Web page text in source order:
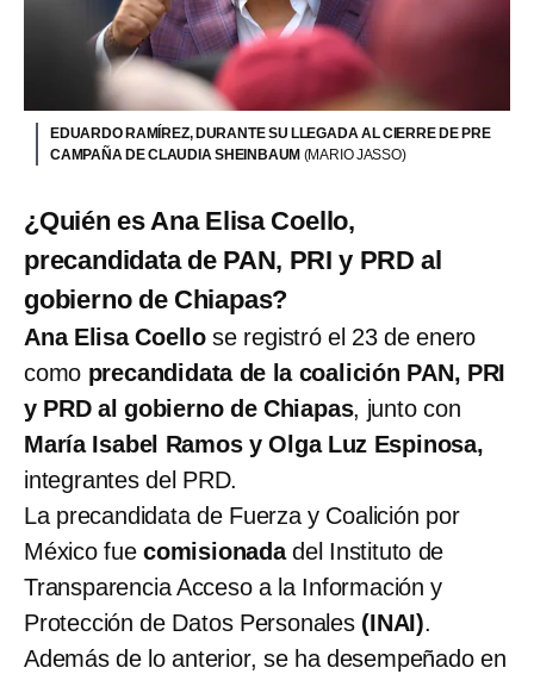
EDUARDO RAMÍREZ, DURANTE SU LLEGADA AL CIERRE DE PRE
CAMPAÑA DE CLAUDIA SHEINBAUM (MARIO JASSO)
¿Quién es Ana Elisa Coello,
precandidata de PAN, PRI y PRD al
gobierno de Chiapas?
Ana Elisa Coello se registró el 23 de enero
como precandidata de la coalición PAN, PRI
y PRD al gobierno de Chiapas, junto con
María Isabel Ramos y Olga Luz Espinosa,
integrantes del PRD.
La precandidata de Fuerza y Coalición por
México fuecomisionadadel Instituto de
Transparencia Acceso a la Información y
Protección de Datos Personales (INAI).
Además de lo anterior, se ha desempeñado en